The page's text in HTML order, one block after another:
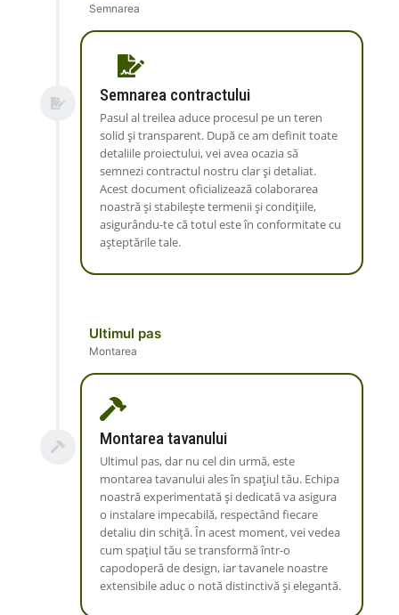
Semnarea
Semnarea contractului
Pasul al treilea aduce procesul pe un teren
solid și transparent. După ce am definit toate
detaliile proiectului, vei avea ocazia să
semnezi contractul nostru clar și detaliat.
Acest document oficializează colaborarea
noastră și stabilește termenii și condițiile,
asigurându-te că totul este în conformitate cu
așteptările tale.
Ultimul pas
Montarea
Montarea tavanului
Ultimul pas, dar nu cel din urmă, este
montarea tavanului ales în spațiul tău. Echipa
noastră experimentată și dedicată va asigura
o instalare impecabilă, respectând fiecare
detaliu din schiță. În acest moment, vei vedea
cum spațiul tău se transformă într-o
capodoperă de design, iar tavanele noastre
extensibile aduc o notă distinctivă și elegantă.